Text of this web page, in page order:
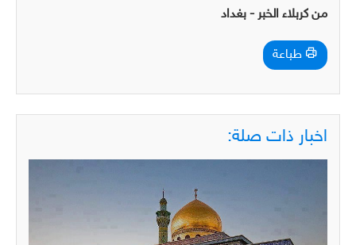
من كربلاء الخبر - بغداد
طباعة
اخبار ذات صلة: